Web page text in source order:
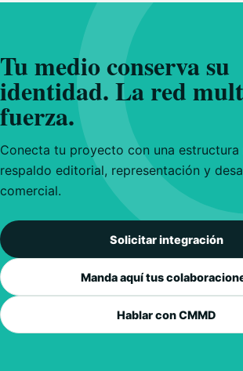
Tu medio conserva su
identidad. La red
fuerza.
Conecta tu proyecto con una estructura
respaldo editorial, representación y
comercial.
Solicitar integración
Manda aquí tus
Hablar con CMMD